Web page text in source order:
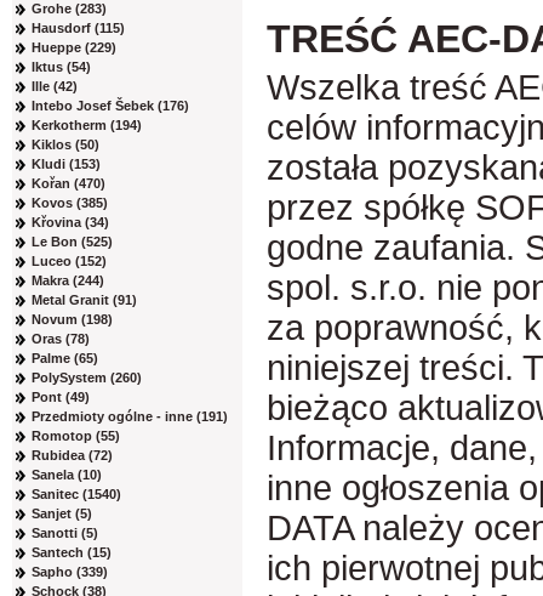
Grohe (283)
Hausdorf (115)
Hueppe (229)
Iktus (54)
Ille (42)
Intebo Josef Šebek (176)
Kerkotherm (194)
Kiklos (50)
Kludi (153)
Kořan (470)
Kovos (385)
Křovina (34)
Le Bon (525)
Luceo (152)
Makra (244)
Metal Granit (91)
Novum (198)
Oras (78)
Palme (65)
PolySystem (260)
Pont (49)
Przedmioty ogólne - inne (191)
Romotop (55)
Rubidea (72)
Sanela (10)
Sanitec (1540)
Sanjet (5)
Sanotti (5)
Santech (15)
Sapho (339)
Schock (38)
TREŚĆ AEC-
Wszelka treść
celów
została
przez spółkę
godne zaufania.
spol. s.r.o. nie
za poprawność,
niniejszej treści.
bieżąco
Informacje,
inne ogłoszenia
DATA należy
ich pierwotnej